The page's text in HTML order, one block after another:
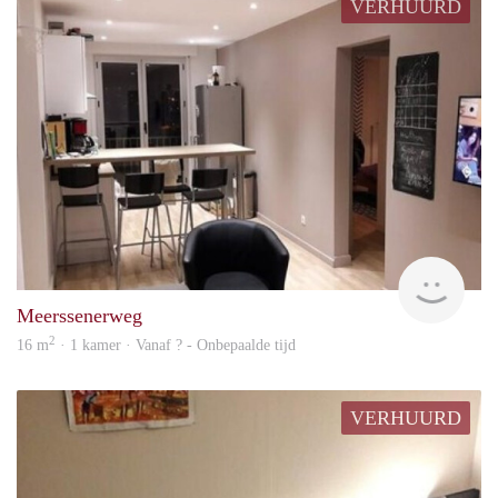
VERHUURD
Meerssenerweg
16 m2 · 1 kamer · Vanaf ? - Onbepaalde tijd
VERHUURD